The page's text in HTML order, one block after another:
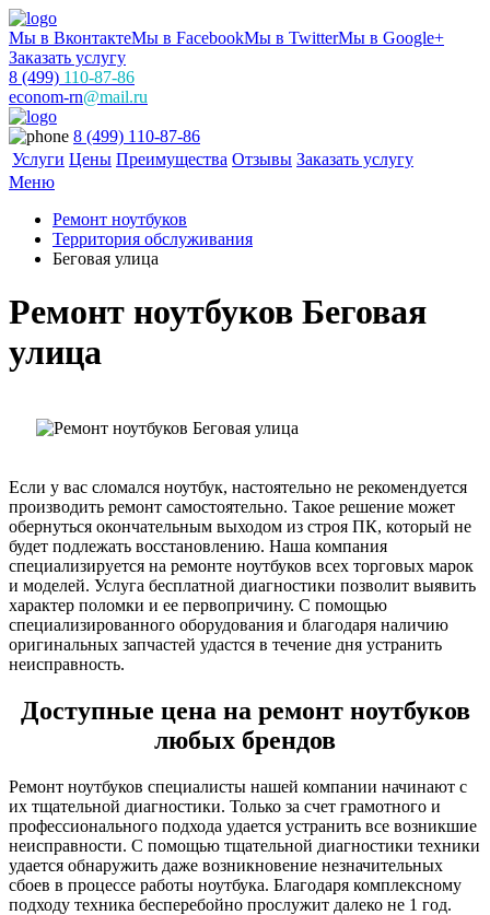
Мы в ВконтактеМы в FacebookМы в TwitterМы в Google+
Заказать услугу
8 (499) 110-87-86
econom-rn@mail.ru
8 (499) 110-87-86
Услуги Цены Преимущества Отзывы Заказать услугу
Меню
Ремонт ноутбуков
Территория обслуживания
Беговая улица
Ремонт ноутбуков Беговая
улица
Если у вас сломался ноутбук, настоятельно не рекомендуется
производить ремонт самостоятельно. Такое решение может
обернуться окончательным выходом из строя ПК, который не
будет подлежать восстановлению. Наша компания
специализируется на ремонте ноутбуков всех торговых марок
и моделей. Услуга бесплатной диагностики позволит выявить
характер поломки и ее первопричину. С помощью
специализированного оборудования и благодаря наличию
оригинальных запчастей удастся в течение дня устранить
неисправность.
Доступные цена на ремонт ноутбуков
любых брендов
Ремонт ноутбуков специалисты нашей компании начинают с
их тщательной диагностики. Только за счет грамотного и
профессионального подхода удается устранить все возникшие
неисправности. С помощью тщательной диагностики техники
удается обнаружить даже возникновение незначительных
сбоев в процессе работы ноутбука. Благодаря комплексному
подходу техника бесперебойно прослужит далеко не 1 год.